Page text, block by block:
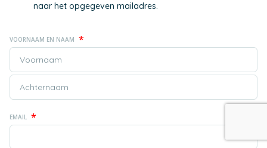
naar het opgegeven mailadres.
VOORNAAM EN NAAM *
EMAIL *